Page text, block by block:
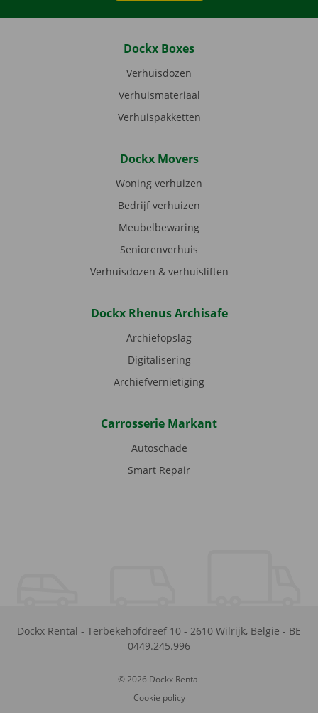
Dockx Boxes
Verhuisdozen
Verhuismateriaal
Verhuispakketten
Dockx Movers
Woning verhuizen
Bedrijf verhuizen
Meubelbewaring
Seniorenverhuis
Verhuisdozen & verhuisliften
Dockx Rhenus Archisafe
Archiefopslag
Digitalisering
Archiefvernietiging
Carrosserie Markant
Autoschade
Smart Repair
Dockx Rental - Terbekehofdreef 10 - 2610 Wilrijk, België - BE
0449.245.996
© 2026 Dockx Rental
Cookie policy